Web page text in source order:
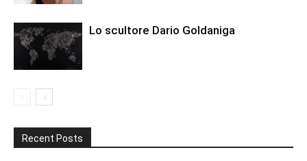
Lo scultore Dario Goldaniga
Recent Posts